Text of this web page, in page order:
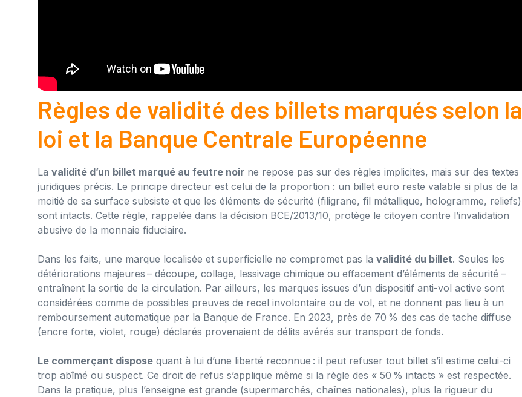
Règles de validité des billets marqués selon la
loi et la Banque Centrale Européenne
La validité d’un billet marqué au feutre noir ne repose pas sur des règles implicites, mais sur des textes
juridiques précis. Le principe directeur est celui de la proportion : un billet euro reste valable si plus de la
moitié de sa surface subsiste et que les éléments de sécurité (filigrane, fil métallique, hologramme, reliefs)
sont intacts. Cette règle, rappelée dans la décision BCE/2013/10, protège le citoyen contre l’invalidation
abusive de la monnaie fiduciaire.
Dans les faits, une marque localisée et superficielle ne compromet pas la validité du billet. Seules les
détériorations majeures – découpe, collage, lessivage chimique ou effacement d’éléments de sécurité –
entraînent la sortie de la circulation. Par ailleurs, les marques issues d’un dispositif anti-vol active sont
considérées comme de possibles preuves de recel involontaire ou de vol, et ne donnent pas lieu à un
remboursement automatique par la Banque de France. En 2023, près de 70 % des cas de tache diffuse
(encre forte, violet, rouge) déclarés provenaient de délits avérés sur transport de fonds.
Le commerçant dispose quant à lui d’une liberté reconnue : il peut refuser tout billet s’il estime celui-ci
trop abîmé ou suspect. Ce droit de refus s’applique même si la règle des « 50 % intacts » est respectée.
Dans la pratique, plus l’enseigne est grande (supermarchés, chaînes nationales), plus la rigueur du